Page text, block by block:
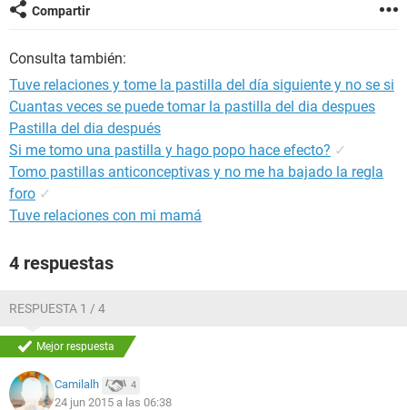
Compartir
Consulta también:
Tuve relaciones y tome la pastilla del día siguiente y no se si
Cuantas veces se puede tomar la pastilla del dia despues
Pastilla del dia después
Si me tomo una pastilla y hago popo hace efecto? ✓
Tomo pastillas anticonceptivas y no me ha bajado la regla
foro ✓
Tuve relaciones con mi mamá
4 respuestas
RESPUESTA 1 / 4
Mejor respuesta
Camilalh 4
24 jun 2015 a las 06:38